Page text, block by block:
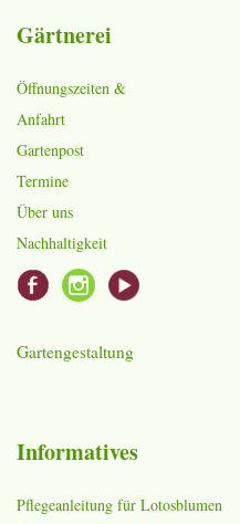
Gärtnerei
Öffnungszeiten &
Anfahrt
Gartenpost
Termine
Über uns
Nachhaltigkeit
Gartengestaltung
Informatives
Pflegeanleitung für Lotosblumen